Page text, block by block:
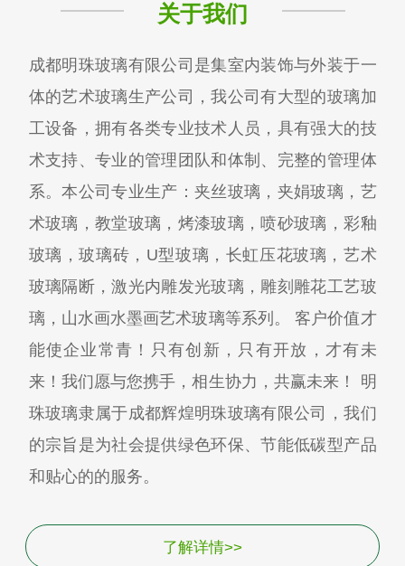
关于我们
成都明珠玻璃有限公司是集室内装饰与外装于一
体的艺术玻璃生产公司，我公司有大型的玻璃加
工设备，拥有各类专业技术人员，具有强大的技
术支持、专业的管理团队和体制、完整的管理体
系。本公司专业生产：夹丝玻璃，夹娟玻璃，艺
术玻璃，教堂玻璃，烤漆玻璃，喷砂玻璃，彩釉
玻璃，玻璃砖，U型玻璃，长虹压花玻璃，艺术
玻璃隔断，激光内雕发光玻璃，雕刻雕花工艺玻
璃，山水画水墨画艺术玻璃等系列。 客户价值才
能使企业常青！只有创新，只有开放，才有未
来！我们愿与您携手，相生协力，共赢未来！ 明
珠玻璃隶属于成都辉煌明珠玻璃有限公司，我们
的宗旨是为社会提供绿色环保、节能低碳型产品
和贴心的的服务。
了解详情>>